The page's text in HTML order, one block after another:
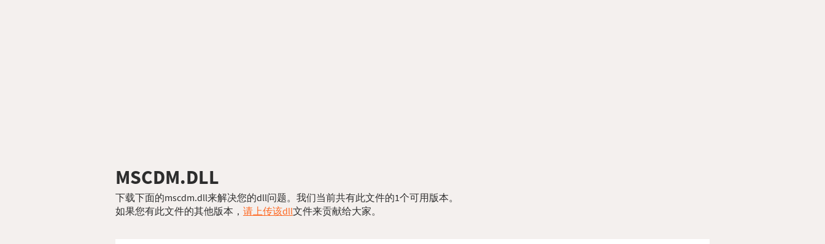
MSCDM.DLL
下载下面的mscdm.dll来解决您的dll问题。我们当前共有此文件的1个可用版本。
如果您有此文件的其他版本， 请上传该dll文件来贡献给大家。